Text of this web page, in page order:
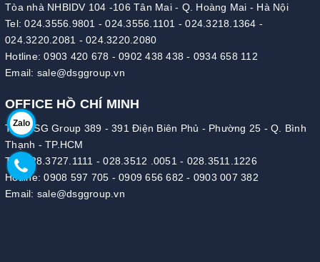
Zalo
Tòa nhà NHBIDV 104 -106 Tân Mai - Q. Hoàng Mai - Hà Nội
Tel:024.3556.9801 -024.3556.1101 -024.3218.1364 -
024.3220.2081 - 024.3220.2080
Hotline:0903 420 678 - 0902 438 438 - 0934 658 112
Email: sale@dsggroup.vn
OFFICE HỒ CHÍ MINH
Tòa DSG Group 389 - 391 Điện Biên Phủ - Phường 25 - Q. Bình
Thạnh - TP.HCM
Tel:
028.3727.1111 -028.3512 .0051 - 028.3511.1226
Hotline:0908 597 705 - 0909 656 682 - 0903 007 382
Email: sale@dsggroup.vn